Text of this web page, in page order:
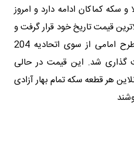
سکه کماکان ادامه دارد و امروز
بالاترین قیمت تاریخ خود قرار گرفت و
هر قطعه سکه تمام بهار آزادی طرح امامی از سوی اتحادیه 204
قیمت گذاری شد. این قیمت در حالی
هر قطعه سکه تمام بهار آزادی